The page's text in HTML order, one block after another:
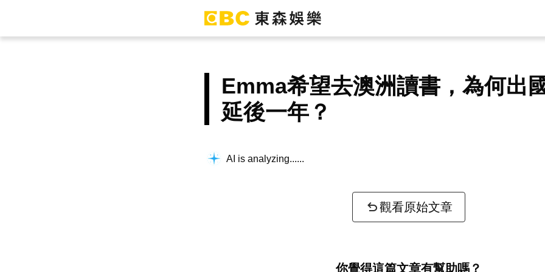
Emma希望去澳洲讀書，為何出
延後一年？
AI is analyzing...
觀看原始文章
你覺得這篇文章有幫助嗎？